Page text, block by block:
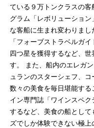
ている９万トンクラスの
グラム「レボリューショ
な客船に生まれ変わりま
「フォーブストラベルガ
四つ星を獲得するなど、
す。 また、船内のエレガ
ュランのスターシェフ、
数々の美食を毎日堪能す
イン専門誌「ワインスペ
するなど、美食の船とし
ズでしか体験できない極上